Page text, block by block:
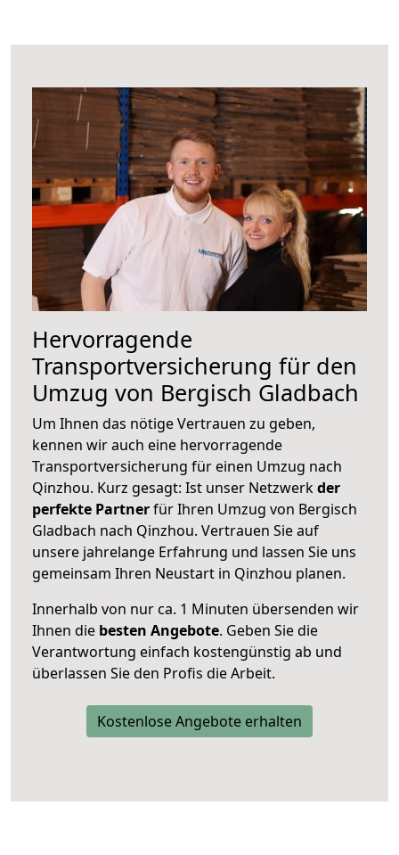
Hervorragende
Transportversicherung für den
Umzug von Bergisch Gladbach
Um Ihnen das nötige Vertrauen zu geben,
kennen wir auch eine hervorragende
Transportversicherung für einen Umzug nach
Qinzhou. Kurz gesagt: Ist unser Netzwerkder
perfekte Partnerfür Ihren Umzug von Bergisch
Gladbach nach Qinzhou. Vertrauen Sie auf
unsere jahrelange Erfahrung und lassen Sie uns
gemeinsam Ihren Neustart in Qinzhou planen.
Innerhalb von nur ca. 1 Minuten übersenden wir
Ihnen die besten Angebote. Geben Sie die
Verantwortung einfach kostengünstig ab und
überlassen Sie den Profis die Arbeit.
Kostenlose Angebote erhalten